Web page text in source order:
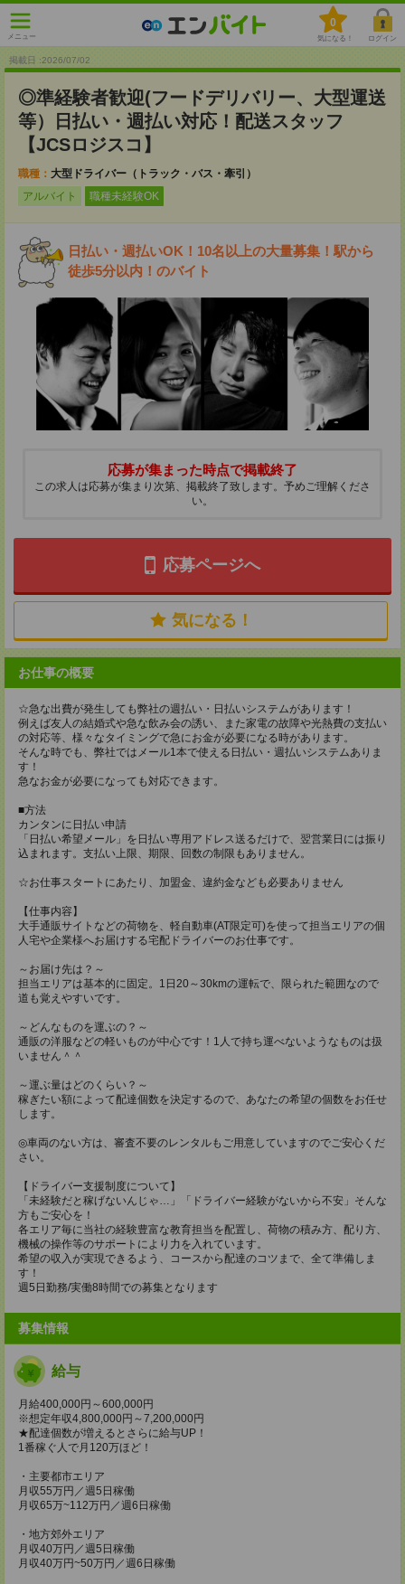
メニュー
0
気になる！ ログイン
掲載日 :2026/07/02
◎準経験者歓迎(フードデリバリー、大型運送
等）日払い・週払い対応！配送スタッフ
【JCSロジスコ】
職種： 大型ドライバー（トラック・バス・牽引）
アルバイト
職種未経験OK
日払い・週払いOK！10名以上の大量募集！駅から
徒歩5分以内！のバイト
応募が集まった時点で掲載終了
この求人は応募が集まり次第、掲載終了致します。予めご理解くださ
い。
応募ページへ
気になる！
お仕事の概要
☆急な出費が発生しても弊社の週払い・日払いシステムがあります！
例えば友人の結婚式や急な飲み会の誘い、また家電の故障や光熱費の支払い
の対応等、様々なタイミングで急にお金が必要になる時があります。
そんな時でも、弊社ではメール1本で使える日払い・週払いシステムありま
す！
急なお金が必要になっても対応できます。
■方法
カンタンに日払い申請
「日払い希望メール」を日払い専用アドレス送るだけで、翌営業日には振り
込まれます。支払い上限、期限、回数の制限もありません。
☆お仕事スタートにあたり、加盟金、違約金なども必要ありません
【仕事内容】
大手通販サイトなどの荷物を、軽自動車(AT限定可)を使って担当エリアの個
人宅や企業様へお届けする宅配ドライバーのお仕事です。
～お届け先は？～
担当エリアは基本的に固定。1日20～30kmの運転で、限られた範囲なので
道も覚えやすいです。
～どんなものを運ぶの？～
通販の洋服などの軽いものが中心です！1人で持ち運べないようなものは扱
いません＾＾
～運ぶ量はどのくらい？～
稼ぎたい額によって配達個数を決定するので、あなたの希望の個数をお任せ
します。
◎車両のない方は、審査不要のレンタルもご用意していますのでご安心くだ
さい。
【ドライバー支援制度について】
「未経験だと稼げないんじゃ…」「ドライバー経験がないから不安」そんな
方もご安心を！
各エリア毎に当社の経験豊富な教育担当を配置し、荷物の積み方、配り方、
機械の操作等のサポートにより力を入れています。
希望の収入が実現できるよう、コースから配達のコツまで、全て準備しま
す！
週5日勤務/実働8時間での募集となります
募集情報
給与
月給400,000円～600,000円
※想定年収4,800,000円～7,200,000円
★配達個数が増えるとさらに給与UP！
1番稼ぐ人で月120万ほど！
・主要都市エリア
月収55万円／週5日稼働
月収65万~112万円／週6日稼働
・地方郊外エリア
月収40万円／週5日稼働
月収40万円~50万円／週6日稼働